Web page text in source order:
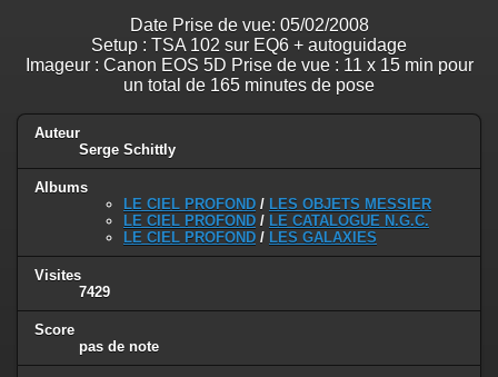
Date Prise de vue: 05/02/2008
Setup : TSA 102 sur EQ6 + autoguidage
Imageur : Canon EOS 5D Prise de vue : 11 x 15 min pour
un total de 165 minutes de pose
Auteur
Serge Schittly
Albums
LE CIEL PROFOND / LES OBJETS MESSIER
LE CIEL PROFOND / LE CATALOGUE N.G.C.
LE CIEL PROFOND / LES GALAXIES
Visites
7429
Score
pas de note